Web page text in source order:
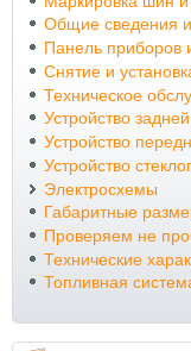
Общие сведения
Панель приборов
Снятие и
Техническое
Устройство
Устройство
Устройство
Электросхемы
Габаритные
Проверяем не
Технические
Топливная